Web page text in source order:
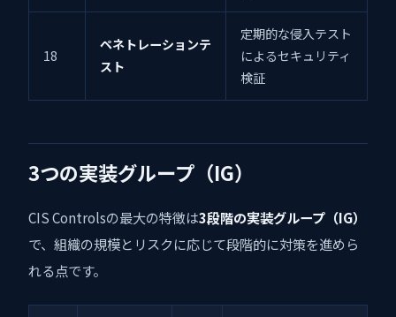
18
ペネトレーションテ
スト
定期的な侵入テスト
によるセキュリティ
検証
3つの実装グループ（IG）
CIS Controlsの最大の特徴は3段階の実装グループ（IG）
で、組織の規模とリスクに応じて段階的に対策を進めら
れる点です。